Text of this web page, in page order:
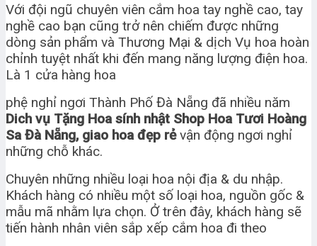
Với đội ngũ chuyên viên cắm hoa tay nghề cao, tay
nghề cao bạn cũng trở nên chiếm được những
dòng sản phẩm và Thương Mại & dịch Vụ hoa hoàn
chỉnh tuyệt nhất khi đến mang năng lượng điện hoa.
Là 1 cửa hàng hoa
phệ nghỉ ngơi Thành Phố Đà Nẵng đã nhiều năm
Dich vụ Tặng Hoa sính nhật Shop Hoa Tươi Hoàng
Sa Đà Nẵng, giao hoa đẹp rẻvận động ngơi nghỉ
những chỗ khác.
Chuyên những nhiều loại hoa nội địa & du nhập.
Khách hàng có nhiều một số loại hoa, nguồn gốc &
mẫu mã nhằm lựa chọn. Ở trên đây, khách hàng sẽ
tiến hành nhân viên sắp xếp cắm hoa đi theo